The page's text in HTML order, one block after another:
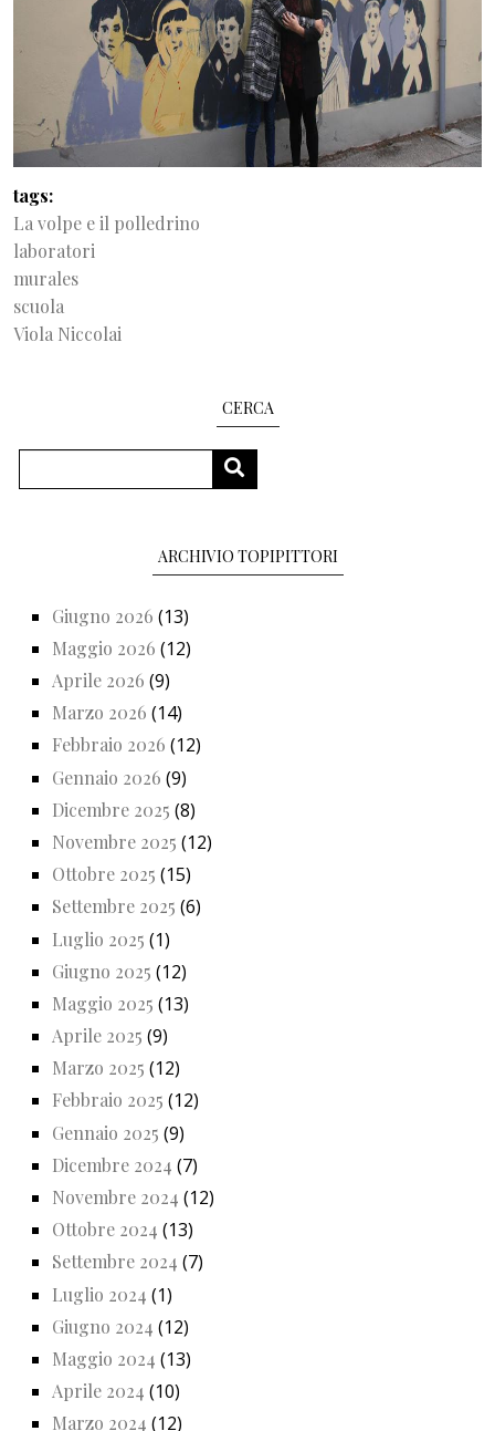
tags
La volpe e il polledrino
laboratori
murales
scuola
Viola Niccolai
CERCA
CERCA
ARCHIVIO TOPIPITTORI
Giugno 2026 (13)
Maggio 2026 (12)
Aprile 2026 (9)
Marzo 2026 (14)
Febbraio 2026 (12)
Gennaio 2026 (9)
Dicembre 2025 (8)
Novembre 2025 (12)
Ottobre 2025 (15)
Settembre 2025 (6)
Luglio 2025 (1)
Giugno 2025 (12)
Maggio 2025 (13)
Aprile 2025 (9)
Marzo 2025 (12)
Febbraio 2025 (12)
Gennaio 2025 (9)
Dicembre 2024 (7)
Novembre 2024 (12)
Ottobre 2024 (13)
Settembre 2024 (7)
Luglio 2024 (1)
Giugno 2024 (12)
Maggio 2024 (13)
Aprile 2024 (10)
Marzo 2024 (12)